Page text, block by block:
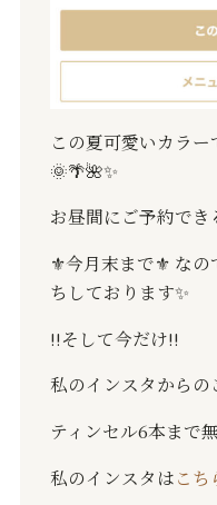
この夏可愛いカラ
🌞🌴🌺✨
お昼間にご予約でき
⚜️今月末まで⚜️ なの
ちしております✨️
‼️そして今だけ‼️
私のインスタからの
ティンセル6本まで
私のインスタはこち